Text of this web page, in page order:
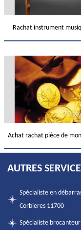
Rachat instrument
Achat rachat pièce de
AUTRES
Spécialiste en
Corbieres 11700
Spécialiste